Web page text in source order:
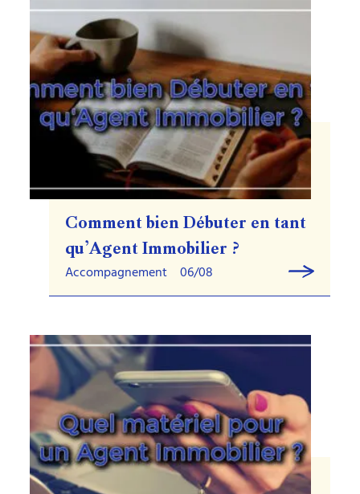
Comment bien Débuter en tant
qu’Agent Immobilier ?
Accompagnement 06/08